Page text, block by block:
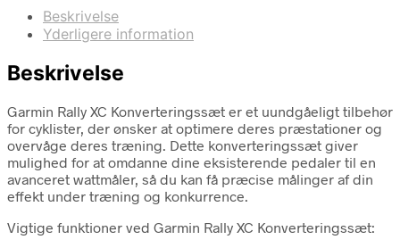
Beskrivelse
Yderligere information
Beskrivelse
Garmin Rally XC Konverteringssæt er et uundgåeligt tilbehør
for cyklister, der ønsker at optimere deres præstationer og
overvåge deres træning. Dette konverteringssæt giver
mulighed for at omdanne dine eksisterende pedaler til en
avanceret wattmåler, så du kan få præcise målinger af din
effekt under træning og konkurrence.
Vigtige funktioner ved Garmin Rally XC Konverteringssæt: